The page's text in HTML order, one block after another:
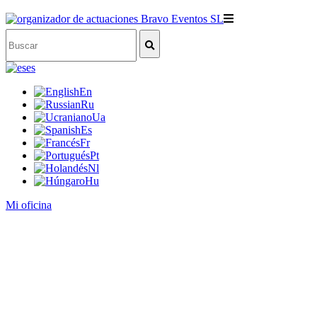
es
En
Ru
Ua
Es
Fr
Pt
Nl
Hu
Mi oficina